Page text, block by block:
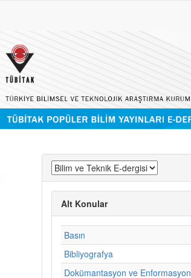
Alt Konular
Basın
Bibliyografya
Dokümantasyon ve Enformasyon